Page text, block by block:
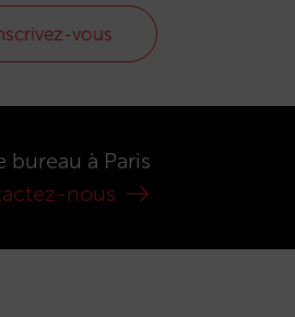
vous
bureau à Paris
nous